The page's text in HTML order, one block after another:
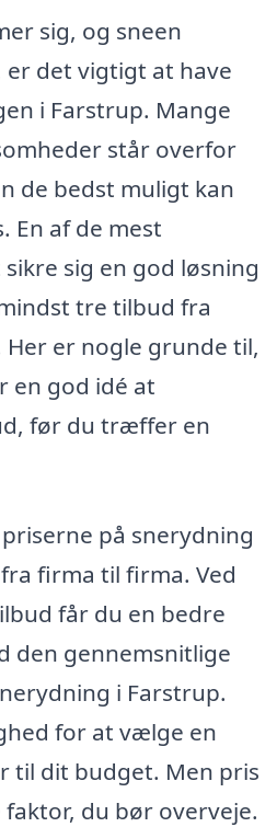
sig, og sneen
det vigtigt at have
i Farstrup. Mange
står overfor
de bedst muligt kan
En af de mest
sig en god løsning
tre tilbud fra
er nogle grunde til,
en god idé at
før du træffer en
på snerydning
firma til firma. Ved
får du en bedre
den gennemsnitlige
i Farstrup.
for at vælge en
til dit budget. Men pris
du bør overveje.